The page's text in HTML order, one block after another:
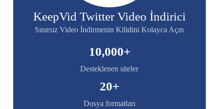
KeepVid Twitter Video İndirici
Sınırsız Video İndirmenin Kilidini Kolayca Açın
Desteklenen siteler
10,000+
Dosya formatları
20+